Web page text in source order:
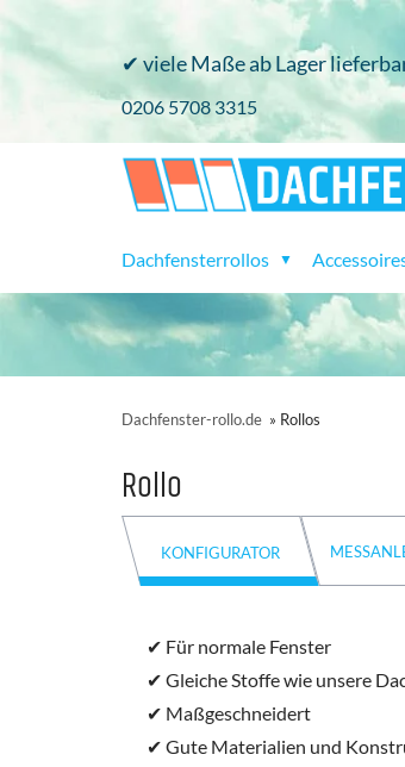
✔ viele Maße ab Lager
0206 5708 3315
Dachfensterrollos ▼
Dachfenster-rollo.de » Rollos
Rollo
KONFIGURATOR
✔ Für normale Fenster
✔ Gleiche Stoffe wie unsere
✔ Maßgeschneidert
✔ Gute Materialien und